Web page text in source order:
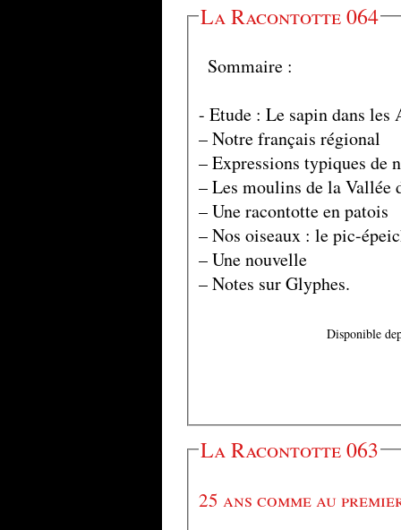
La Racontotte 064
Sommaire :
- Etude : Le sapin dans
– Notre français régional
– Expressions typiques de
– Les moulins de la Vallée
– Une racontotte en patois
– Nos oiseaux : le pic-
– Une nouvelle
– Notes sur Glyphes.
Disponible
La Racontotte 063
25 ans comme au